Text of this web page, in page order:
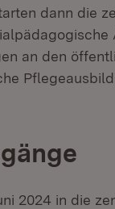
dann die
an den
2024 in die